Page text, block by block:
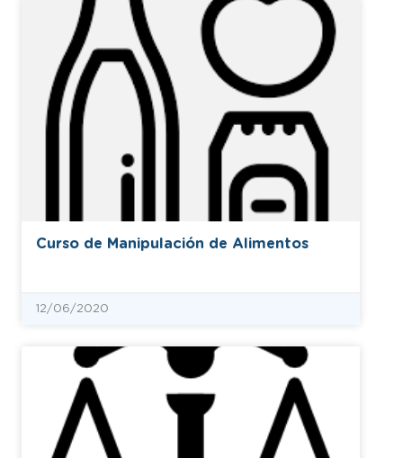
Curso de Manipulación de Alimentos
12/06/2020